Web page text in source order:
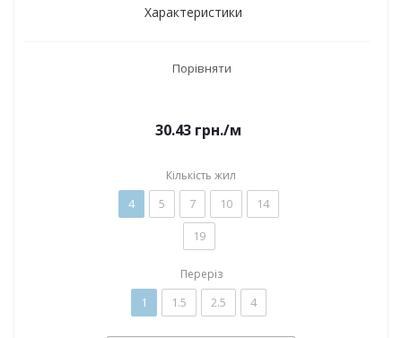
Характеристики
Порівняти
30.43грн./м
Кількість жил
4 5 7 10
14
19
Переріз
1 1.5 2.5 4